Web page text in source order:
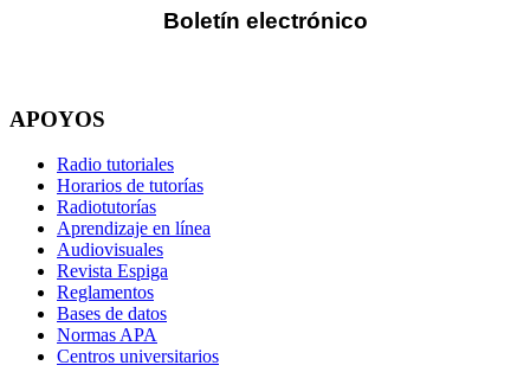
Boletín electrónico
APOYOS
Radio tutoriales
Horarios de tutorías
Radiotutorías
Aprendizaje en línea
Audiovisuales
Revista Espiga
Reglamentos
Bases de datos
Normas APA
Centros universitarios